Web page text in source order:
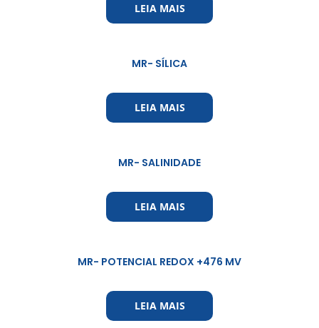
LEIA MAIS
MR- SÍLICA
LEIA MAIS
MR- SALINIDADE
LEIA MAIS
MR- POTENCIAL REDOX +476 MV
LEIA MAIS